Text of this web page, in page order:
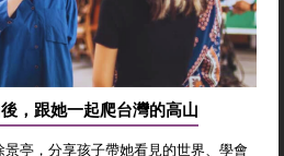
，跟她一起爬台灣的高山
亭，分享孩子帶她看見的世界、學會